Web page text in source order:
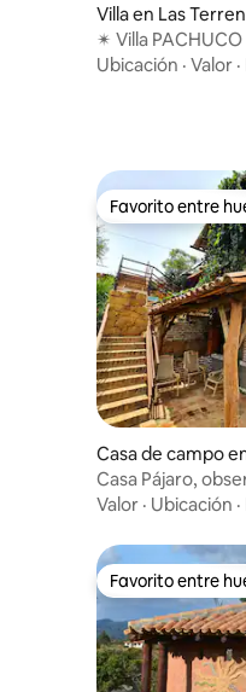
Villa en Las
✴︎ Villa
playa ✴︎
Ubicación · Valor ·
Favorito entre
Favorito entre
Casa de campo
Casa Pájaro,
bosque nativo
Valor · Ubicación ·
Favorito entre
Favorito entre